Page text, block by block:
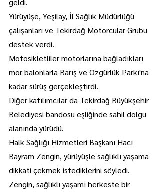
Yürüyüşe, Yeşilay, İl Sağlık Müdürlüğü
çalışanları ve Tekirdağ Motorcular Grubu
destek verdi.
Motosikletliler motorlarına bağladıkları
mor balonlarla Barış ve Özgürlük Parkı'na
kadar sürüş gerçekleştirdi.
Diğer katılımcılar da Tekirdağ Büyükşehir
Belediyesi bandosu eşliğinde sahil dolgu
alanında yürüdü.
Halk Sağlığı Hizmetleri Başkanı Hacı
Bayram Zengin, yürüyüşle sağlıklı yaşama
dikkati çekmek istediklerini söyledi.
Zengin, sağlıklı yaşamı herkeste bir